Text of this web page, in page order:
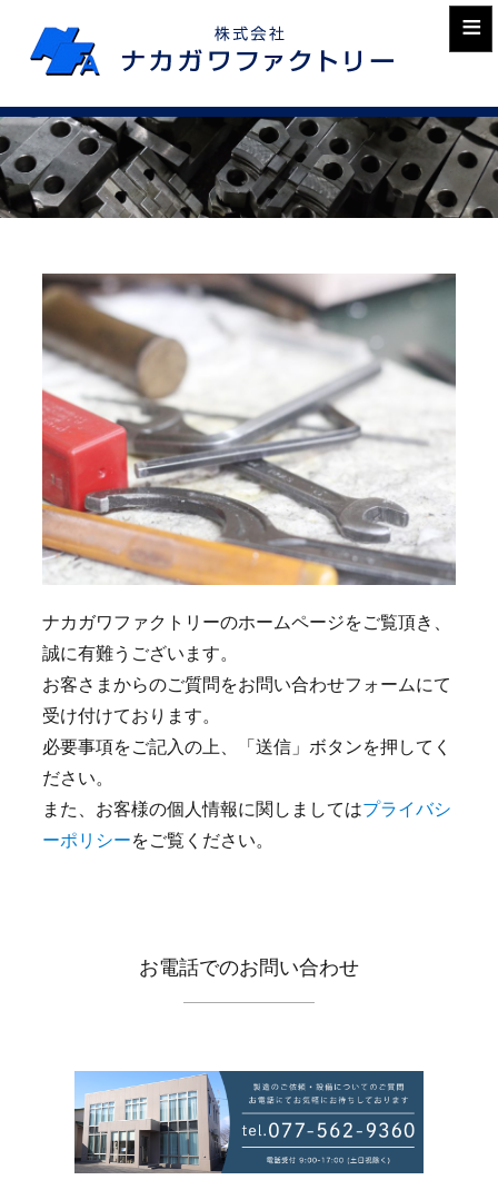
≡
お問い合
わせ
ナカガワファクトリーのホームページをご覧頂き、
誠に有難うございます。
お客さまからのご質問をお問い合わせフォームにて
受け付けております。
必要事項をご記入の上、「送信」ボタンを押してく
ださい。
また、お客様の個人情報に関しましてはプライバシ
ーポリシーをご覧ください。
お電話でのお問い合わせ